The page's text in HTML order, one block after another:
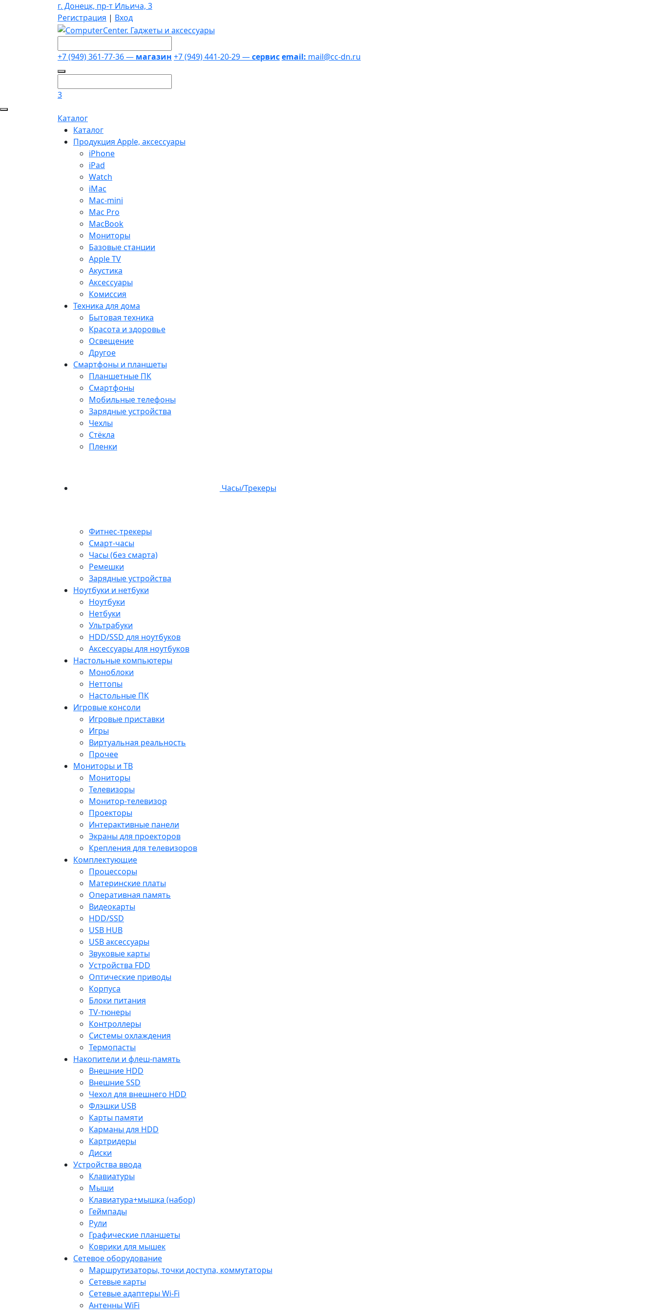
г. Донецк, пр-т Ильича, 3
Регистрация | Вход
+7 (949) 361-77-36 — магазин +7 (949) 441-20-29 —сервисemail: mail@cc-dn.ru
3
Каталог
Каталог
Продукция Apple, аксессуары
iPhone
iPad
Watch
iMac
Mac-mini
Mac Pro
MacBook
Мониторы
Базовые станции
Apple TV
Акустика
Аксессуары
Комиссия
Техника для дома
Бытовая техника
Красота и здоровье
Освещение
Другое
Смартфоны и планшеты
Планшетные ПК
Смартфоны
Мобильные телефоны
Зарядные устройства
Чехлы
Стёкла
Пленки
Часы/Трекеры
Фитнес-трекеры
Смарт-часы
Часы (без смарта)
Ремешки
Зарядные устройства
Ноутбуки и нетбуки
Ноутбуки
Нетбуки
Ультрабуки
HDD/SSD для ноутбуков
Аксессуары для ноутбуков
Настольные компьютеры
Моноблоки
Неттопы
Настольные ПК
Игровые консоли
Игровые приставки
Игры
Виртуальная реальность
Прочее
Мониторы и ТВ
Мониторы
Телевизоры
Монитор-телевизор
Проекторы
Интерактивные панели
Экраны для проекторов
Крепления для телевизоров
Комплектующие
Процессоры
Материнские платы
Оперативная память
Видеокарты
HDD/SSD
USB HUB
USB аксессуары
Звуковые карты
Устройства FDD
Оптические приводы
Корпуса
Блоки питания
TV-тюнеры
Контроллеры
Системы охлаждения
Термопасты
Накопители и флеш-память
Внешние HDD
Внешние SSD
Чехол для внешнего HDD
Флэшки USB
Карты памяти
Карманы для HDD
Картридеры
Диски
Устройства ввода
Клавиатуры
Мыши
Клавиатура+мышка (набор)
Геймпады
Рули
Графические планшеты
Коврики для мышек
Сетевое оборудование
Маршрутизаторы, точки доступа, коммутаторы
Сетевые карты
Сетевые адаптеры Wi-Fi
Антенны WiFi